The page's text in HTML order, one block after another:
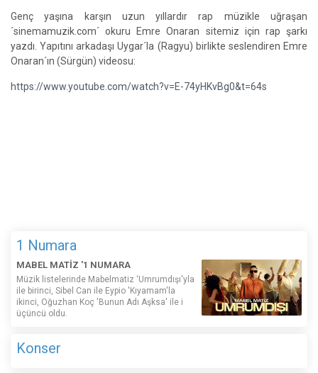
Genç yaşına karşın uzun yıllardır rap müzikle uğraşan
´sinemamuzik.com´ okuru Emre Onaran sitemiz için rap şarkı
yazdı. Yapıtını arkadaşı Uygar´la (Ragyu) birlikte seslendiren Emre
Onaran´ın (Sürgün) videosu:
https://www.youtube.com/watch?v=E-74yHKvBg0&t=64s
1 Numara
MABEL MATİZ '1 NUMARA
Müzik listelerinde Mabelmatiz ‘Umrumdışı'yla
ile birinci, Sibel Can ile Eypio 'Kıyamam'la
ikinci, Oğuzhan Koç 'Bunun Adı Aşksa' ile i
üçüncü oldu.
Konser